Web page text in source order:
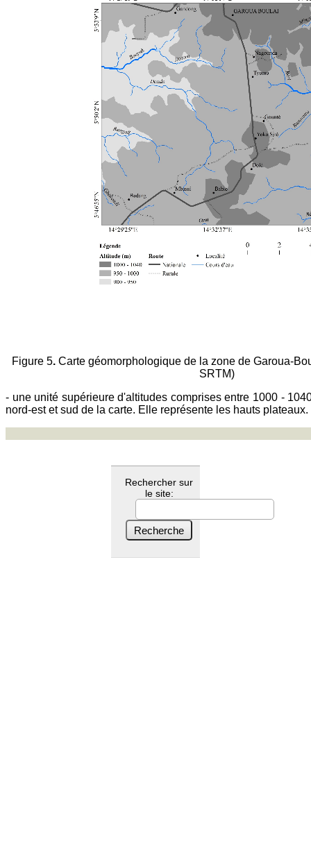
Figure 5.Carte géomorphologique de la zone de Garoua-
SRTM)
- une unité supérieure d'altitudes comprises entre 1000 -
nord-est et sud de la carte. Elle représente les hauts plateaux.
Rechercher sur
le site: